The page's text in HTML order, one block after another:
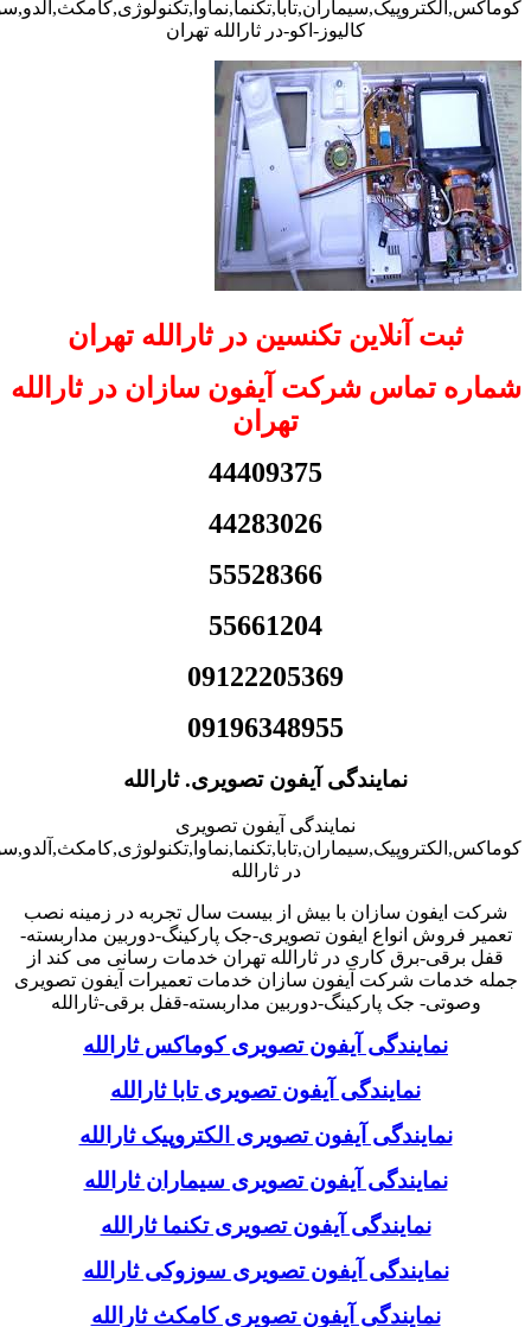
کالیوز-اکو-در ثارالله تهران
ثبت آنلاین تکنسین در ثارالله تهران
شماره تماس شرکت آیفون سازان در ثارالله
تهران
44409375
44283026
55528366
55661204
09122205369
09196348955
نمایندگی آیفون تصویری. ثارالله
نمایندگی آیفون تصویری
در ثارالله
شرکت ایفون سازان با بیش از بیست سال تجربه در زمینه نصب
تعمیر فروش انواع ایفون تصویری-جک پارکینگ-دوربین مداربسته-
قفل برقی-برق کاری در ثارالله تهران خدمات رسانی می کند از
جمله خدمات شرکت آیفون سازان خدمات تعمیرات آیفون تصویری
وصوتی- جک پارکینگ-دوربین مداربسته-قفل برقی-ثارالله
نمایندگی آیفون تصویری کوماکس ثارالله
نمایندگی آیفون تصویری تابا ثارالله
نمایندگی آیفون تصویری الکتروپیک ثارالله
نمایندگی آیفون تصویری سیماران ثارالله
نمایندگی آیفون تصویری تکنما ثارالله
نمایندگی آیفون تصویری سوزوکی ثارالله
نمایندگی آیفون تصویری کامکث ثارالله